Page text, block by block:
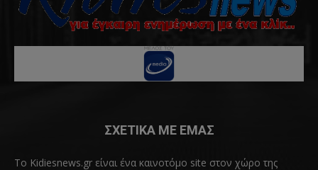
ΣΧΕΤΙΚΑ ΜΕ ΕΜΑΣ
Το Kidiesnews.gr είναι ένα καινοτόμο site στον χώρο της